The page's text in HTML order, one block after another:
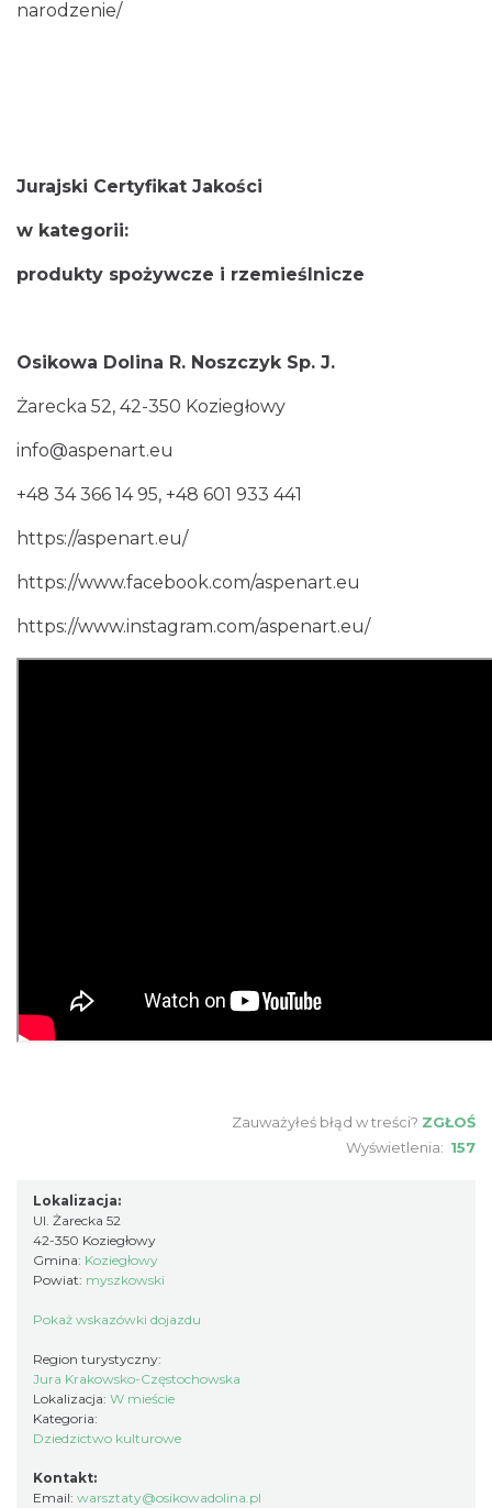
narodzenie/
Jurajski Certyfikat Jakości
w kategorii:
produkty spożywcze i rzemieślnicze
Osikowa Dolina R. Noszczyk Sp. J.
Żarecka 52, 42-350 Koziegłowy
info@aspenart.eu
+48 34 366 14 95, +48 601 933 441
https://aspenart.eu/
https://www.facebook.com/aspenart.eu
https://www.instagram.com/aspenart.eu/
Zauważyłeś błąd w treści? ZGŁOŚ
Wyświetlenia: 157
Lokalizacja:
Ul. Żarecka 52
42-350 Koziegłowy
Gmina: Koziegłowy
Powiat: myszkowski
Pokaż wskazówki dojazdu
Region turystyczny:
Jura Krakowsko-Częstochowska
Lokalizacja: W mieście
Kategoria:
Dziedzictwo kulturowe
Kontakt:
Email: warsztaty@osikowadolina.pl